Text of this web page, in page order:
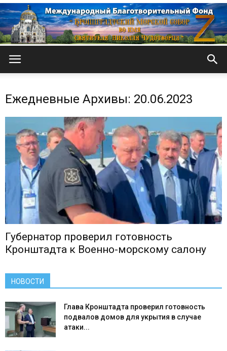
собор
Ежедневные Архивы: 20.06.2023
Губернатор проверил готовность
Кронштадта к Военно-морскому салону
НОВОСТИ
Глава Кронштадта проверил готовность
подвалов домов для укрытия в случае
атаки...